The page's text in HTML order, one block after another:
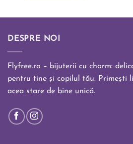
DESPRE NOI
Flyfree.ro – bijuterii cu charm:
pentru tine și copilul tău. Primești
acea stare de bine unică.